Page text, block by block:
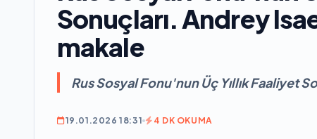
Sonuçları. Andrey
makale
Rus Sosyal Fonu'nun Üç Yıllık Faaliyet
19.01.2026 18:31 4 DK OKUMA